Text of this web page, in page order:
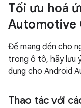
Tối ưu hoá
Automotive
Để mang đến cho
trong ô tô, hãy lưu
dụng cho Android
Thao tác với